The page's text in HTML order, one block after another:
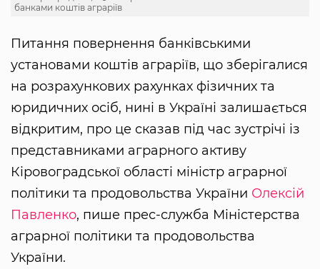
банками коштів аграріїв
Питання повернення банківськими
установами коштів аграріїв, що зберігалися
на розрахункових рахунках фізичних та
юридичних осіб, нині в Україні залишається
відкритим, про це сказав під час зустрічі із
представниками аграрного активу
Кіровоградської області міністр аграрної
політики та продовольства України Олексій
Павленко, пише прес-служба Міністерства
аграрної політики та продовольства
України.